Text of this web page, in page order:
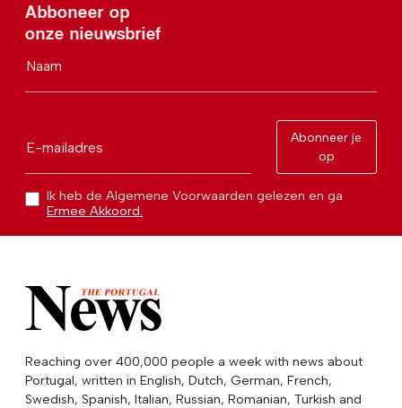
Abboneer op
onze nieuwsbrief
Naam
E-mailadres
Abonneer je
op
Ik heb de Algemene Voorwaarden gelezen en ga
Ermee Akkoord.
Reaching over 400,000 people a week with news about
Portugal, written in English, Dutch, German, French,
Swedish, Spanish, Italian, Russian, Romanian, Turkish and